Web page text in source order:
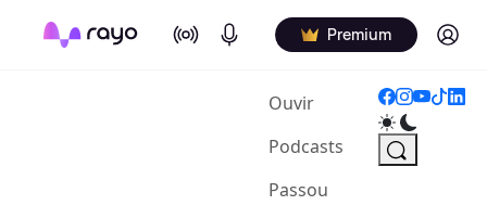
On Air Podcasts Premium Log in
Ouvir(current)
Podcasts
Passou